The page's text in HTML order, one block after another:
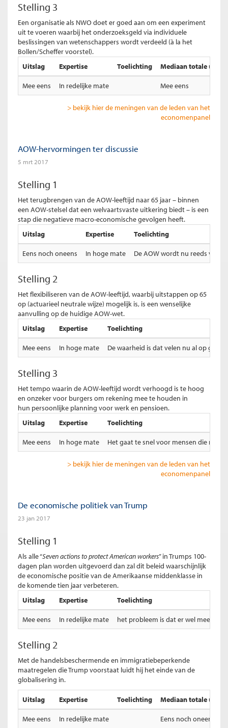
Stelling 3
Een organisatie als NWO doet er goed aan om een experiment
uit te voeren waarbij het onderzoeksgeld via individuele
beslissingen van wetenschappers wordt verdeeld (à la het
Bollen/Scheffer voorstel).
Uitslag
Expertise Toelichting Mediaan totale
Mee eens In redelijke mate Mee eens
> bekijk hier de meningen van de leden van het
economenpanel
AOW-hervormingen ter discussie
5 mrt 2017
Stelling 1
Het terugbrengen van de AOW-leeftijd naar 65 jaar – binnen
een AOW-stelsel dat een welvaartsvaste uitkering biedt – is een
stap die negatieve macro-economische gevolgen heeft.
Uitslag
Expertise Toelichting
Eens noch oneens In hoge mate De AOW wordt nu reeds voor
Stelling 2
Het flexibiliseren van de AOW-leeftijd, waarbij uitstappen op 65
op (actuarieel neutrale wijze) mogelijk is, is een wenselijke
aanvulling op de huidige AOW-wet.
Uitslag
Expertise Toelichting
Mee eens In hoge mate De waarheid is dat velen nu al op
Stelling 3
Het tempo waarin de AOW-leeftijd wordt verhoogd is te hoog
en onzeker voor burgers om rekening mee te houden in
hun persoonlijke planning voor werk en pensioen.
Uitslag
Expertise Toelichting
Mee eens In hoge mate Het gaat te snel voor mensen die nu
> bekijk hier de meningen van de leden van het
economenpanel
De economische politiek van Trump
23 jan 2017
Stelling 1
Als alle “Seven actions to protect American workers” in Trumps 100-
dagen plan worden uitgevoerd dan zal dit beleid waarschijnlijk
de economische positie van de Amerikaanse middenklasse in
de komende tien jaar verbeteren.
Uitslag
Expertise Toelichting
Mee eens In redelijke mate het probleem is dat er wel meer
Stelling 2
Met de handelsbeschermende en immigratiebeperkende
maatregelen die Trump voorstaat luidt hij het einde van de
globalisering in.
Uitslag Expertise Toelichting Mediaan totale
Mee eens In redelijke mate Eens noch oneens